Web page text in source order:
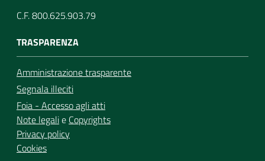
C.F. 800.625.903.79
TRASPARENZA
Amministrazione trasparente
Segnala illeciti
Foia - Accesso agli atti
Note legalie Copyrights
Privacy policy
Cookies